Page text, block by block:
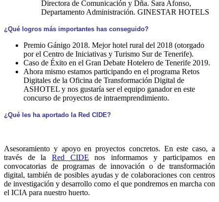
Directora de Comunicación y Dña. Sara Afonso,
Departamento Administración. GINESTAR HOTELS
¿Qué logros más importantes has conseguido?
Premio Gánigo 2018. Mejor hotel rural del 2018 (otorgado
por el Centro de Iniciativas y Turismo Sur de Tenerife).
Caso de Éxito en el Gran Debate Hotelero de Tenerife 2019.
Ahora mismo estamos participando en el programa Retos
Digitales de la Oficina de Transformación Digital de
ASHOTEL y nos gustaría ser el equipo ganador en este
concurso de proyectos de intraemprendimiento.
¿Qué les ha aportado la Red CIDE?
Asesoramiento y apoyo en proyectos concretos. En este caso, a
través de la Red CIDE nos informamos y participamos en
convocatorias de programas de innovación o de transformación
digital, también de posibles ayudas y de colaboraciones con centros
de investigación y desarrollo como el que pondremos en marcha con
el ICIA para nuestro huerto.